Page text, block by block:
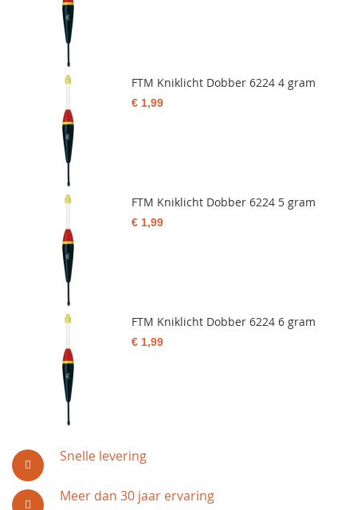
Snelle levering
Meer dan 30 jaar ervaring
FTM Kniklicht Dobber 6224 4 gram
€ 1,99
FTM Kniklicht Dobber 6224 5 gram
€ 1,99
FTM Kniklicht Dobber 6224 6 gram
€ 1,99